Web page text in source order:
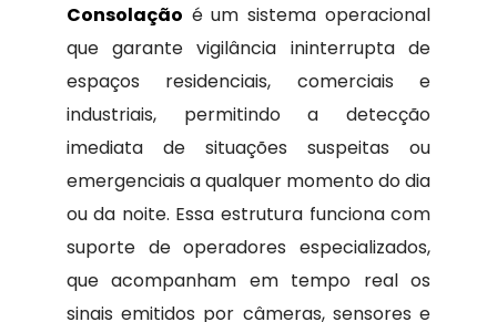
Consolação é um sistema operacional
que garante vigilância ininterrupta de
espaços residenciais, comerciais e
industriais, permitindo a detecção
imediata de situações suspeitas ou
emergenciais a qualquer momento do dia
ou da noite. Essa estrutura funciona com
suporte de operadores especializados,
que acompanham em tempo real os
sinais emitidos por câmeras, sensores e